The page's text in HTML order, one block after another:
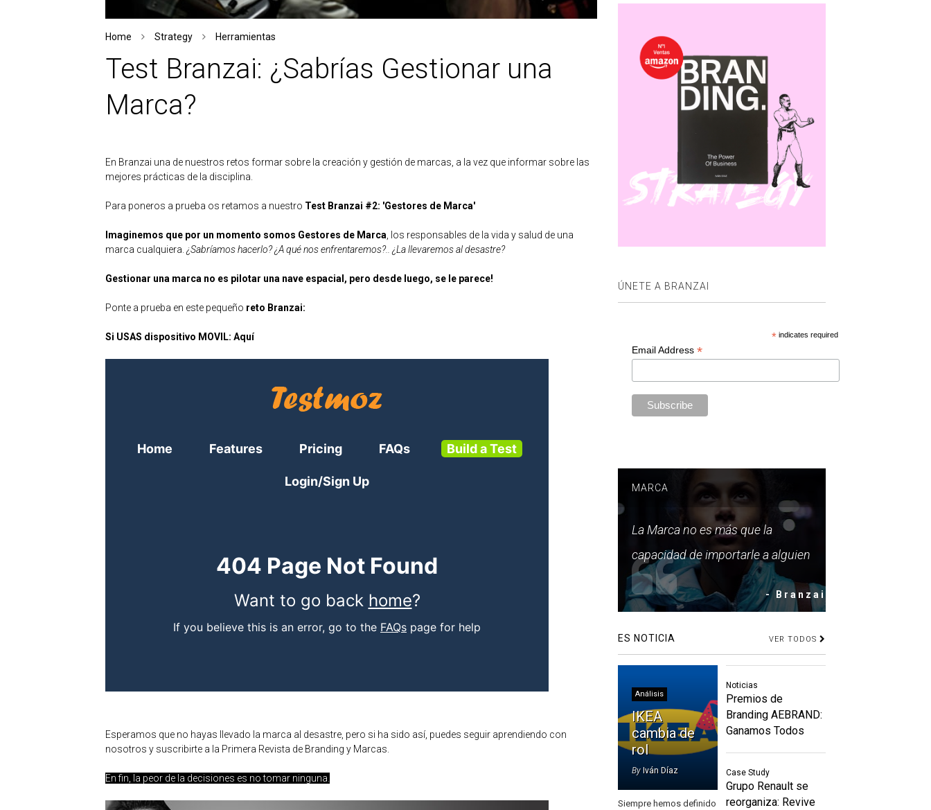
Home Strategy Herramientas
Test Branzai: ¿Sabrías Gestionar una
Marca?
En Branzai una de nuestros retos formar sobre la creación y gestión de marcas, a la vez que informar sobre las
mejores prácticas de la disciplina.
Para poneros a prueba os retamos a nuestro Test Branzai #2: 'Gestores de Marca'
Imaginemos que por un momento somos Gestores de Marca , los responsables de la vida y salud de una
marca cualquiera. ¿Sabríamos hacerlo? ¿A qué nos enfrentaremos?.. ¿La llevaremos al desastre?
Gestionar una marca no es pilotar una nave espacial, pero desde luego, se le parece!
Ponte a prueba en este pequeño reto Branzai:
Si USAS dispositivo MOVIL: Aquí
Esperamos que no hayas llevado la marca al desastre, pero si ha sido así, puedes seguir aprendiendo con
nosotros y suscribirte a la Primera Revista de Branding y Marcas.
En fin, la peor de la decisiones es no tomar ninguna.
ÚNETE A BRANZAI
*indicates required
Email Address *
MARCA
La Marca no es más que la
capacidad de importarle a alguien
- Branzai
ES NOTICIA VER TODOS
Análisis
IKEA
cambia de
rol
By Iván Díaz
Siempre hemos definido
Noticias
Premios de
Branding AEBRAND:
Ganamos Todos
Case Study
Grupo Renault se
reorganiza: Revive